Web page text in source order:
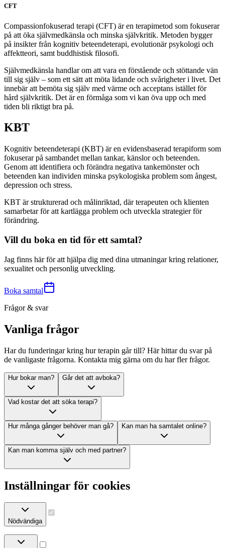
CFT
Compassionfokuserad terapi (CFT) är en terapimetod som fokuserar
på att öka självmedkänsla och minska självkritik. Metoden bygger
på insikter från kognitiv beteendeterapi, evolutionär psykologi och
affektteori, samt buddhistisk filosofi.
Självmedkänsla handlar om att vara en förstående och stöttande vän
till sig själv – som ett sätt att möta lidande och svårigheter i livet. Det
innebär att bemöta sig själv med värme och acceptans istället för
hård självkritik. Det är en förmåga som vi kan öva upp och med
tiden bli riktigt bra på.
KBT
Kognitiv beteendeterapi (KBT) är en evidensbaserad terapiform som
fokuserar på sambandet mellan tankar, känslor och beteenden.
Genom att identifiera och förändra negativa tankemönster och
beteenden kan individen minska psykologiska problem som ångest,
depression och stress.
KBT är strukturerad och målinriktad, där terapeuten och klienten
samarbetar för att kartlägga problem och utveckla strategier för
förändring.
Vill du boka en tid för ett samtal?
Jag finns här för att hjälpa dig med dina utmaningar kring relationer,
sexualitet och personlig utveckling.
Boka samtal
Frågor & svar
Vanliga frågor
Har du funderingar kring hur terapin går till? Här hittar du svar på
de vanligaste frågorna. Kontakta mig gärna om du har fler frågor.
Hur bokar man? Går det att avboka?
Vad kostar det att söka terapi?
Hur många gånger behöver man gå? Kan man ha samtalet online?
Kan man komma själv och med partner?
Inställningar för cookies
Nödvändiga